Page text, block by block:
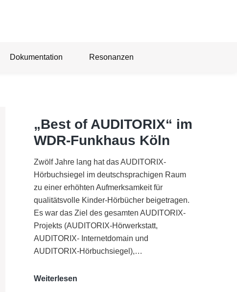
Dokumentation Resonanzen
„Best of AUDITORIX“ im
WDR-Funkhaus Köln
Zwölf Jahre lang hat das AUDITORIX-
Hörbuchsiegel im deutschsprachigen Raum
zu einer erhöhten Aufmerksamkeit für
qualitätsvolle Kinder-Hörbücher beigetragen.
Es war das Ziel des gesamten AUDITORIX-
Projekts (AUDITORIX-Hörwerkstatt,
AUDITORIX- Internetdomain und
AUDITORIX-Hörbuchsiegel),…
Weiterlesen